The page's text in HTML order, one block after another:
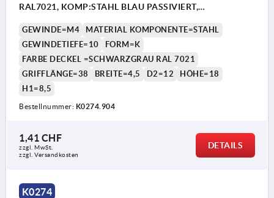
RAL7021, KOMP:STAHL BLAU PASSIVIERT,
GEWINDE=M4
MATERIAL KOMPONENTE=STAHL
GEWINDETIEFE=10
FORM=K
FARBE DECKEL =SCHWARZGRAU RAL 7021
GRIFFLÄNGE=38
BREITE=4,5 D2=12
HÖHE=18
H1=8,5
Bestellnummer: K0274.904
1,41 CHF
zzgl. MwSt.
zzgl. Versandkosten
DETAILS
K0274